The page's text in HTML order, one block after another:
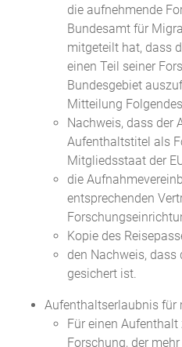
die aufnehmende
Bundesamt für
mitgeteilt hat, dass
einen Teil seiner
Bundesgebiet
Mitteilung
Nachweis, dass der
Aufenthaltstitel als
Mitgliedsstaat der
die
entsprechenden
Kopie des
den Nachweis, dass
gesichert ist.
Aufenthaltserlaubnis für
Für einen
Forschung, der